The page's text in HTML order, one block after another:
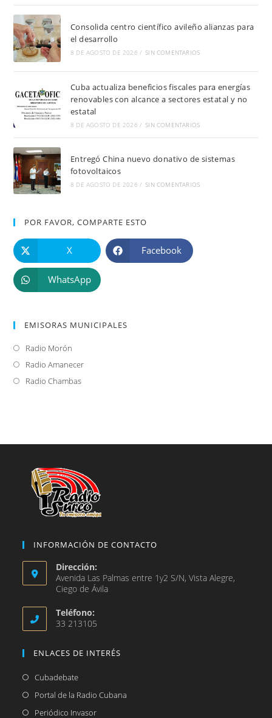
Consolida centro científico avileño alianzas para
el desarrollo
8 DE AGOSTO DE 2026 / SIN COMENTARIOS
Cuba actualiza beneficios fiscales para energías
renovables con alcance a sectores estatal y no
estatal
8 DE AGOSTO DE 2026 / SIN COMENTARIOS
Entregó China nuevo donativo de sistemas
fotovoltaicos
8 DE AGOSTO DE 2026 / SIN COMENTARIOS
POR FAVOR, COMPARTE ESTO
X Facebook
WhatsApp
EMISORAS MUNICIPALES
Radio Morón
abre
en
Radio AmanecerSe
Radio ChambasSe
nueva
INFORMACIÓN DE CONTACTO
Dirección:
Avenida Las Palmas entre 1y2 S/N, Vista Alegre,
Ciego de Ávila
Teléfono:
33 213105
ENLACES DE INTERÉS
CubadebateSe
abre
Portal de la Radio Cubana
Periódico InvasorSe